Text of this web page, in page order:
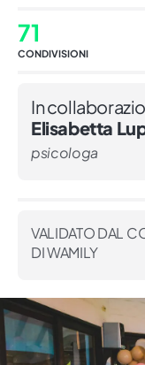
71
CONDIVISIONI
In
Elisabetta
psicologa
VALIDATO DAL
DI WAMILY